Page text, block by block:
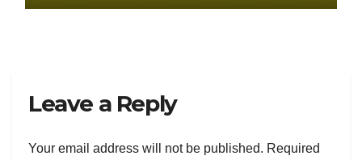
Leave a Reply
Your email address will not be published. Required